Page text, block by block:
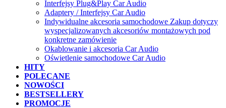
Interfejsy Plug&Play Car Audio
Adaptery / Interfejsy Car Audio
Indywidualne akcesoria samochodowe Zakup dotyczy
wyspecjalizowanych akcesoriów montażowych pod
konkretne zamówienie
Okablowanie i akcesoria Car Audio
Oświetlenie samochodowe Car Audio
HITY
POLECANE
NOWOŚCI
BESTSELLERY
PROMOCJE